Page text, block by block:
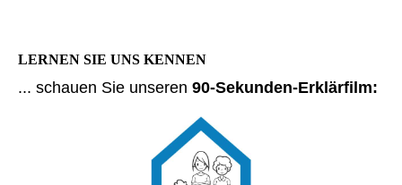
LERNEN SIE UNS KENNEN
... schauen Sie unseren 90-Sekunden-Erklärfilm: